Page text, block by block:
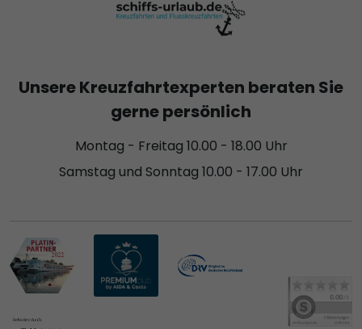
Unsere Kreuzfahrtexperten beraten Sie
gerne persönlich
Montag - Freitag 10.00 - 18.00 Uhr
Samstag und Sonntag 10.00 - 17.00 Uhr